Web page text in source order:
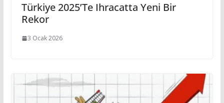
Türkiye 2025’te Ihracatta Yeni Bir
Rekor
3 Ocak 2026